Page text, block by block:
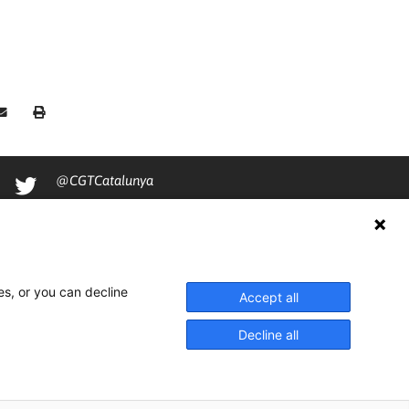
@CGTCatalunya
or you can decline
Accept all
Decline all